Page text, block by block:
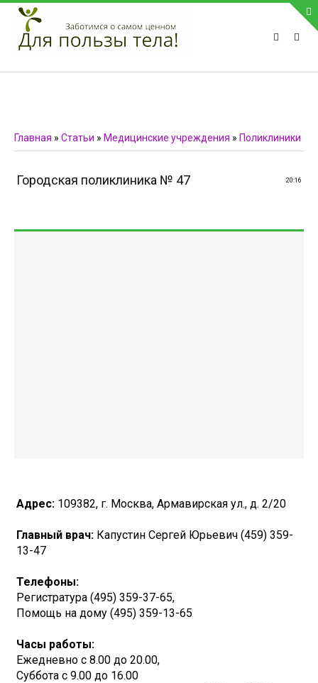
ПРИВЕТСТВУЕМ НА НАШЕМ САЙТЕ
Блок скоро обновится
Телефон:
Главная » Статьи » Медицинские учреждения » Поликлиники
20:16
Городская поликлиника № 47
Адрес: 109382, г. Москва, Армавирская ул., д. 2/20
Главный врач: Капустин Сергей Юрьевич (459) 359-
13-47
Телефоны:
Регистратура (495) 359-37-65,
Помощь на дому (495) 359-13-65
Часы работы:
Ежедневно с 8.00 до 20.00,
Суббота с 9.00 до 16.00